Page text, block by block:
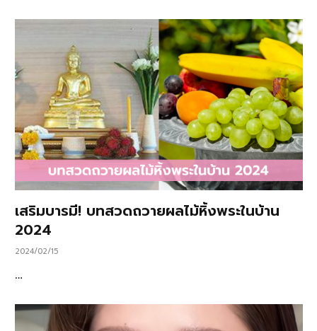
เสริมบารมี! บทสวดถวายผลไม้หิ้งพระในบ้าน
2024
2024/02/15
…